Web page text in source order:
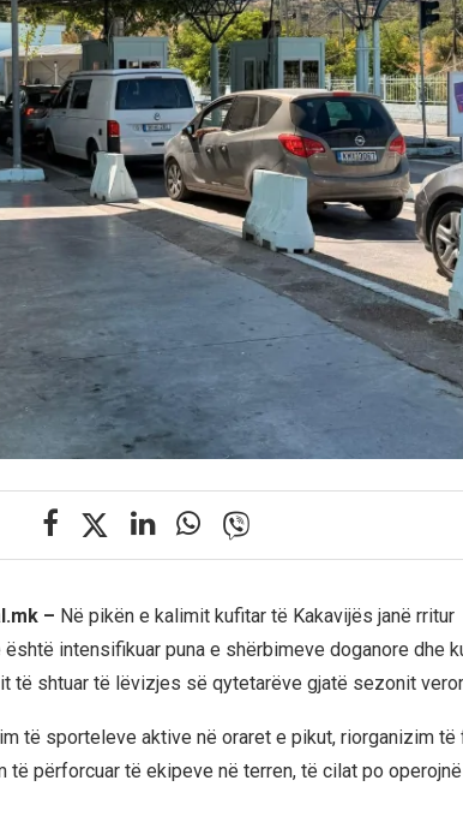
– Në pikën e kalimit kufitar të Kakavijës janë rritur
intensifikuar puna e shërbimeve doganore dhe
të shtuar të lëvizjes së qytetarëve gjatë sezonit
të sporteleve aktive në oraret e pikut, riorganizim të
të përforcuar të ekipeve në terren, të cilat po